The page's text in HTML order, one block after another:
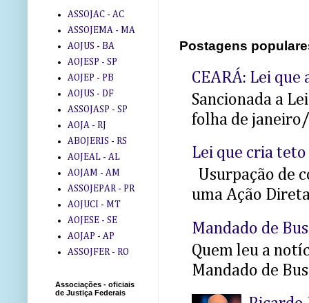
Postagens
CEARÁ: Lei
Sancionada a
folha de
Lei que cria
Usurpação de
uma Ação
Mandado de
Quem leu a
Mandado de
ASSOJAC - AC
ASSOJEMA - MA
AOJUS - BA
AOJESP - SP
AOJEP - PB
AOJUS - DF
ASSOJASP - SP
AOJA - RJ
ABOJERIS - RS
AOJEAL - AL
AOJAM - AM
ASSOJEPAR - PR
AOJUCI - MT
AOJESE - SE
AOJAP - AP
ASSOJFER - RO
Associações - oficiais
de Justiça Federais